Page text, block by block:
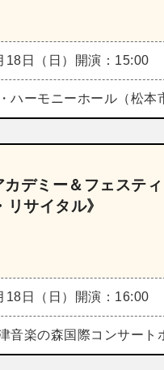
日（日） 開演：15:00
ハーモニーホール（松本
デミー＆フェステ
サイタル》
日（日） 開演：16:00
音楽の森国際コンサート